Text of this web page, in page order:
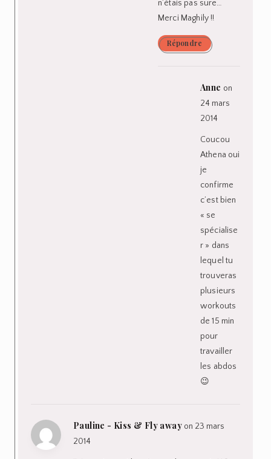
n’étais pas sure…
Merci Maghily !!
Répondre
Anne on
24 mars
2014
Coucou
Athena oui
je
confirme
c’est bien
« se
spécialise
r » dans
lequel tu
trouveras
plusieurs
workouts
de 15 min
pour
travailler
les abdos
😉
Pauline - Kiss & Fly away on 23 mars
2014